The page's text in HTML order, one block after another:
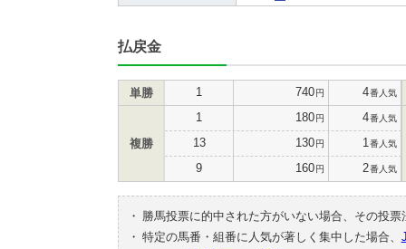
払戻金
単勝 1 740円 4番人気
複勝
1 180円 4番人気
13 130円 1 番人気
9 160円 2番人気
・
勝馬投票に的中された方がいない場合、その投
・ 特定の馬番・組番に人気が著しく集中した場合、